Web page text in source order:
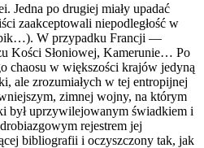
Jedna po drugiej miały upadać
zaakceptowali niepodległość w
W przypadku Francji —
Kości Słoniowej, Kamerunie… Po
chaosu w większości krajów jedyną
ale zrozumiałych w tej entropijnej
zimnej wojny, na którym
był uprzywilejowanym świadkiem i
rejestrem jej
bibliografii i oczyszczony tak, jak